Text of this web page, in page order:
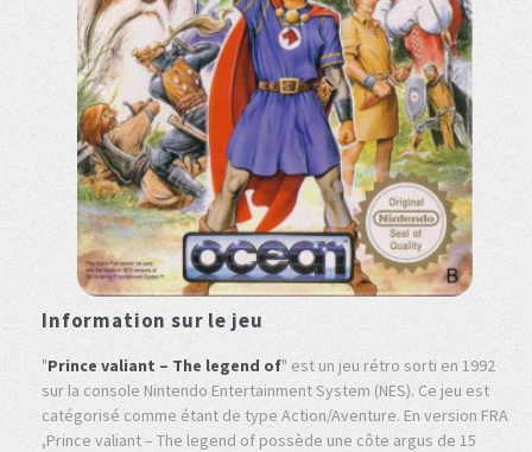
Information sur le jeu
"Prince valiant – The legend of" est un jeu rétro sorti en 1992
sur la console Nintendo Entertainment System (NES). Ce jeu est
catégorisé comme étant de type Action/Aventure. En version FRA
,Prince valiant – The legend of possède une côte argus de 15